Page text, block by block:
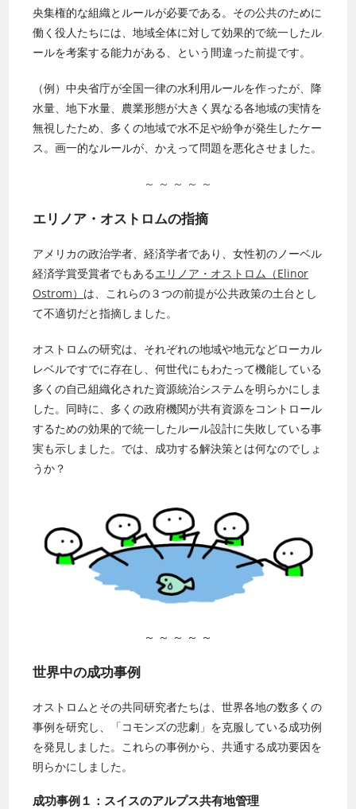
央集権的な組織とルールが必要である。その公共のために
働く役人たちには、地域全体に対して効果的で統一したル
ールを考案する能力がある、という間違った前提です。
（例）中央省庁が全国一律の水利用ルールを作ったが、降
水量、地下水量、農業形態が大きく異なる各地域の実情を
無視したため、多くの地域で水不足や紛争が発生したケー
ス。画一的なルールが、かえって問題を悪化させました。
～ ～ ～ ～ ～
エリノア・オストロムの指摘
アメリカの政治学者、経済学者であり、女性初のノーベル
経済学賞受賞者でもあるエリノア・オストロム（Elinor
Ostrom） は、これらの３つの前提が公共政策の土台とし
て不適切だと指摘しました。
オストロムの研究は、それぞれの地域や地元などローカル
レベルですでに存在し、何世代にもわたって機能している
多くの自己組織化された資源統治システムを明らかにしま
した。同時に、多くの政府機関が共有資源をコントロール
するための効果的で統一したルール設計に失敗している事
実も示しました。では、成功する解決策とは何なのでしょ
うか？
～ ～ ～ ～ ～
世界中の成功事例
オストロムとその共同研究者たちは、世界各地の数多くの
事例を研究し、「コモンズの悲劇」を克服している成功例
を発見しました。これらの事例から、共通する成功要因を
明らかにしました。
成功事例１：スイスのアルプス共有地管理